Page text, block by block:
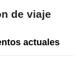
"Banxian" del
de viaje
actuales